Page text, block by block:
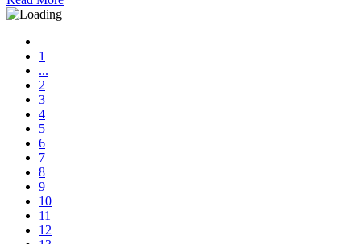
1
...
2
3
4
5
6
7
8
9
10
11
12